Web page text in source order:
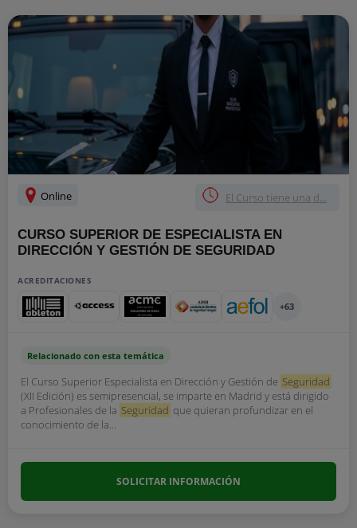
Online El Curso tiene una d...
CURSO SUPERIOR DE ESPECIALISTA EN
DIRECCIÓN Y GESTIÓN DE SEGURIDAD
ACREDITACIONES
+63
Relacionado con esta temática
El Curso Superior Especialista en Dirección y Gestión de Seguridad
(XII Edición) es semipresencial, se imparte en Madrid y está dirigido
a Profesionales de la Seguridad que quieran profundizar en el
conocimiento de la...
SOLICITAR INFORMACIÓN